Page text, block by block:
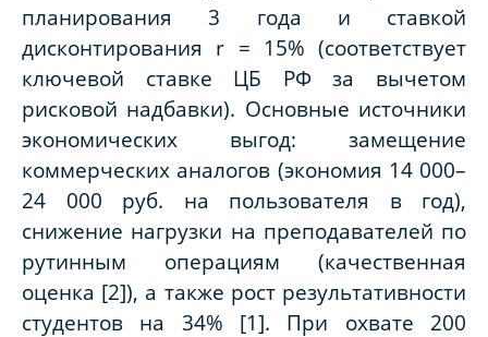
планирования 3 года и ставкой
дисконтирования r = 15% (соответствует
ключевой ставке ЦБ РФ за вычетом
рисковой надбавки). Основные источники
экономических выгод: замещение
коммерческих аналогов (экономия 14 000–
24 000 руб. на пользователя в год),
снижение нагрузки на преподавателей по
рутинным операциям (качественная
оценка [2]), а также рост результативности
студентов на 34% [1]. При охвате 200